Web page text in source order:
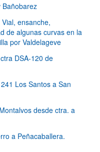
Bañobarez
ensanche,
de algunas curvas en la
por Valdelageve
DSA-120 de
Los Santos a San
desde ctra. a
a Peñacaballera.